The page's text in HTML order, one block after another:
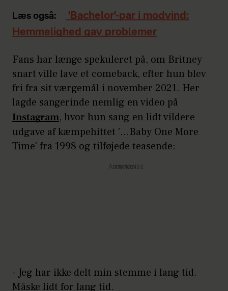
Læs også:
'Bachelor'-par i modvind:
Hemmelighed gav problemer
Fans har længe spekuleret på, om Britney
snart ville lave et comeback, efter hun blev
fri fra sit værgemål i november 2021. Her
lagde sangerinde nemlig en video på
Instagram, hvor hun sang en lidt vildere
udgave af kæmpehittet '...Baby One More
Time' fra 1998 og tilføjede teasende:
Annonce
- Jeg har ikke delt min stemme i lang tid.
Måske lidt for lang tid.